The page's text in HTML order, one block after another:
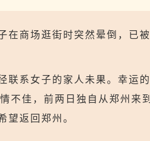
在商场逛街时突然晕倒，已被
联系女子的家人未果。幸运的
不佳，前两日独自从郑州来到
望返回郑州。